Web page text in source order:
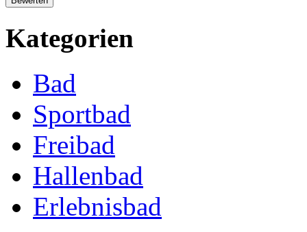
Kategorien
Bad
Sportbad
Freibad
Hallenbad
Erlebnisbad